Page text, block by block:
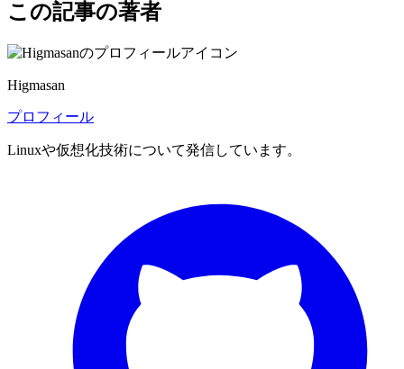
この記事の著者
Higmasan
プロフィール
Linuxや仮想化技術について発信しています。